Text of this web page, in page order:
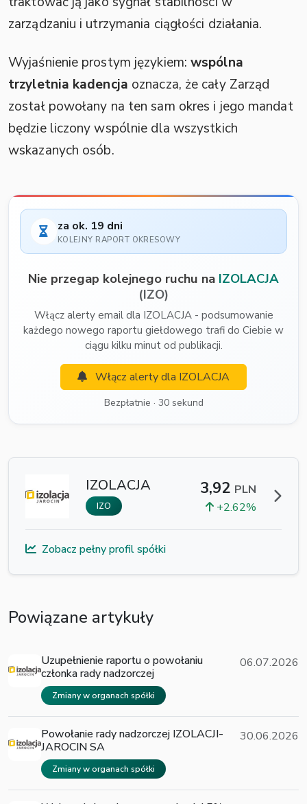
zarządzaniu i utrzymania ciągłości działania.
Wyjaśnienie prostym językiem: wspólna
trzyletnia kadencja oznacza, że cały Zarząd
został powołany na ten sam okres i jego mandat
będzie liczony wspólnie dla wszystkich
wskazanych osób.
za ok. 19 dni
KOLEJNY RAPORT OKRESOWY
Nie przegap kolejnego ruchu na IZOLACJA
(IZO)
Włącz alerty email dla IZOLACJA - podsumowanie
każdego nowego raportu giełdowego trafi do Ciebie w
ciągu kilku minut od publikacji.
Włącz alerty dla IZOLACJA
Bezpłatnie · 30 sekund
IZOLACJA
IZO
3,92 PLN
+2.62%
Zobacz pełny profil spółki
Powiązane artykuły
Uzupełnienie raportu o powołaniu
członka rady nadzorczej
Zmiany w organach spółki
06.07.2026
Powołanie rady nadzorczej IZOLACJI-
JAROCIN SA
Zmiany w organach spółki
30.06.2026